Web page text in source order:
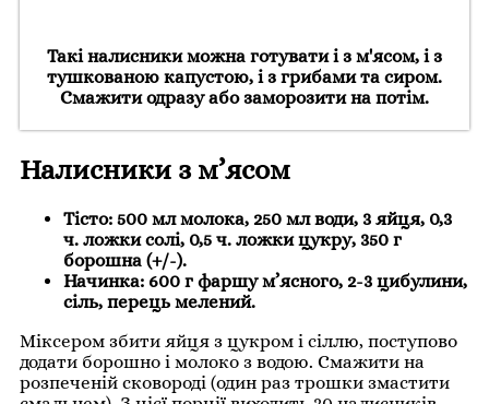
Такі налисники можна готувати і з м'ясом, і з
тушкованою капустою, і з грибами та сиром.
Смажити одразу або заморозити на потім.
Налисники з м’ясом
Тісто: 500 мл молока, 250 мл води, 3 яйця, 0,3
ч. ложки солі, 0,5 ч. ложки цукру, 350 г
борошна (+/-).
Начинка: 600 г фаршу м’ясного, 2-3 цибулини,
сіль, перець мелений.
Міксером збити яйця з цукром і сіллю, поступово
додати борошно і молоко з водою. Смажити на
розпеченій сковороді (один раз трошки змастити